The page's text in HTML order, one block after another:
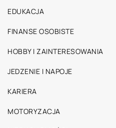
EDUKACJA
FINANSE OSOBISTE
HOBBY I ZAINTERESOWANIA
JEDZENIE I NAPOJE
KARIERA
MOTORYZACJA